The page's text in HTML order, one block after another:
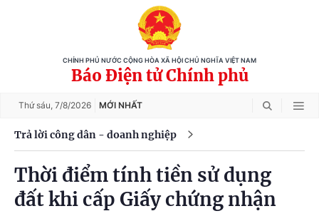
CHÍNH PHỦ NƯỚC CỘNG HÒA XÃ HỘI CHỦ NGHĨA VIỆT NAM
Báo Điện tử Chính phủ
Thứ sáu, 7/8/2026 MỚI NHẤT
Trả lời công dân - doanh nghiệp
Thời điểm tính tiền sử dụng
đất khi cấp Giấy chứng nhận